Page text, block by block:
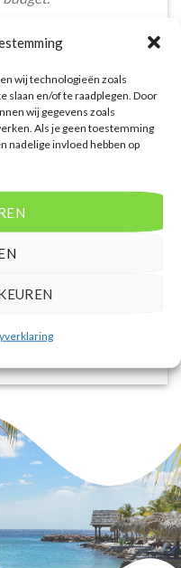
wij technologieën zoals
slaan en/of te raadplegen. Door
wij gegevens zoals
Als je geen toestemming
nadelige invloed hebben op
op de website zijn
alles in één keer
van budget, luxe tot
De pakketten
vluchten en transfer.
deze site te bieden